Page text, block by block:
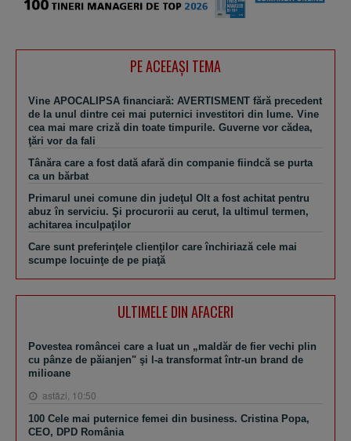
PE ACEEAŞI TEMA
Vine APOCALIPSA financiară: AVERTISMENT fără precedent
de la unul dintre cei mai puternici investitori din lume. Vine
cea mai mare criză din toate timpurile. Guverne vor cădea,
ţări vor da fali
Tânăra care a fost dată afară din companie fiindcă se purta
ca un bărbat
Primarul unei comune din judeţul Olt a fost achitat pentru
abuz în serviciu. Şi procurorii au cerut, la ultimul termen,
achitarea inculpaţilor
Care sunt preferinţele clienţilor care închiriază cele mai
scumpe locuinţe de pe piaţă
ULTIMELE DIN AFACERI
Povestea româncei care a luat un „maldăr de fier vechi plin
cu pânze de păianjen" şi l-a transformat într-un brand de
milioane
astăzi, 10:50
100 Cele mai puternice femei din business. Cristina Popa,
CEO, DPD România